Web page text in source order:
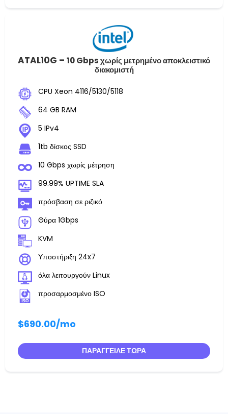
ATAL10G – 10 Gbps χωρίς μετρημένο αποκλειστικό
διακομιστή
CPU Xeon 4116/5130/5118
64 GB RAM
5 IPv4
1tb δίσκος SSD
10 Gbps χωρίς μέτρηση
99.99% UPTIME SLA
πρόσβαση σε ριζικό
Θύρα 1Gbps
KVM
Υποστήριξη 24x7
όλα λειτουργούν Linux
προσαρμοσμένο ISO
$690.00/mo
ΠΑΡΆΓΓΕΙΛΕ ΤΏΡΑ